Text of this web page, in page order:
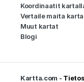
Koordinaatit
Vertaile maita
Muut kartat
Blogi
Kartta.com -